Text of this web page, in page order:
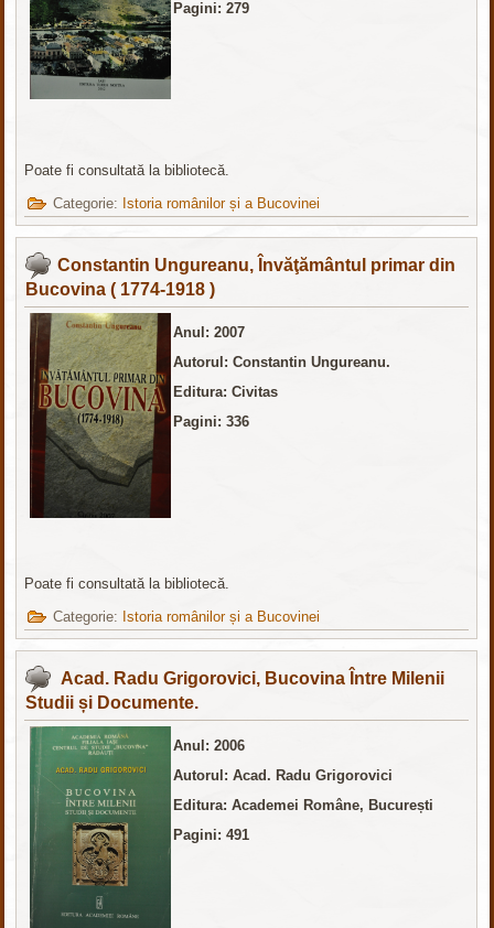
Pagini: 279
Poate fi consultată la bibliotecă.
Categorie: Istoria românilor și a Bucovinei
Constantin Ungureanu, Învăţământul primar din
Bucovina ( 1774-1918 )
Anul: 2007
Autorul: Constantin Ungureanu.
Editura: Civitas
Pagini: 336
Poate fi consultată la bibliotecă.
Categorie: Istoria românilor și a Bucovinei
Acad. Radu Grigorovici, Bucovina Între Milenii
Studii și Documente.
Anul: 2006
Autorul: Acad. Radu Grigorovici
Editura: Academei Române, București
Pagini: 491